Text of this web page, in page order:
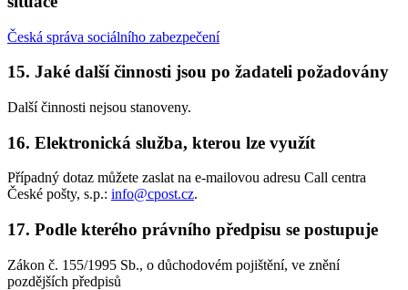
Česká správa sociálního zabezpečení
15. Jaké další činnosti jsou po žadateli požadovány
Další činnosti nejsou stanoveny.
16. Elektronická služba, kterou lze využít
Případný dotaz můžete zaslat na e-mailovou adresu Call centra
České pošty, s.p.: info@cpost.cz.
17. Podle kterého právního předpisu se postupuje
Zákon č. 155/1995 Sb., o důchodovém pojištění, ve znění
pozdějších předpisů